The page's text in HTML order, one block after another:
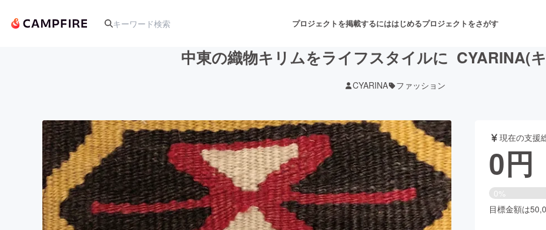
プロジェクトを掲載するにははじめるプロジェクトをさがす
アート・写真 音楽 舞台・パフォーマンス
テクノロジー・ガジェット ゲーム・サービス開発 フード・飲食店
映像・映画 書籍・雑誌出版 アニメ・漫画
中東の織物キリムをライフスタイルに ︎ CYARINA(キ
CYARINA ファッション
現在の支援
0円
0%
目標金額は